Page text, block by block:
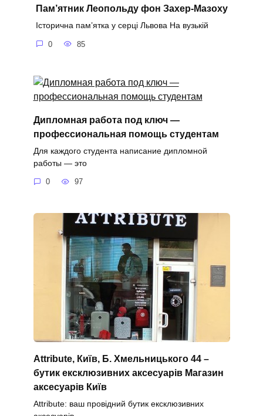
Пам’ятник Леопольду фон Захер-Мазоху
Історична пам’ятка у серці Львова На вузькій
0 85
Дипломная работа под ключ —
профессиональная помощь студентам
Для каждого студента написание дипломной
работы — это
0 97
Attribute, Київ, Б. Хмельницького 44 –
бутик ексклюзивних аксесуарів Магазин
аксесуарів Київ
Attribute: ваш провідний бутик ексклюзивних